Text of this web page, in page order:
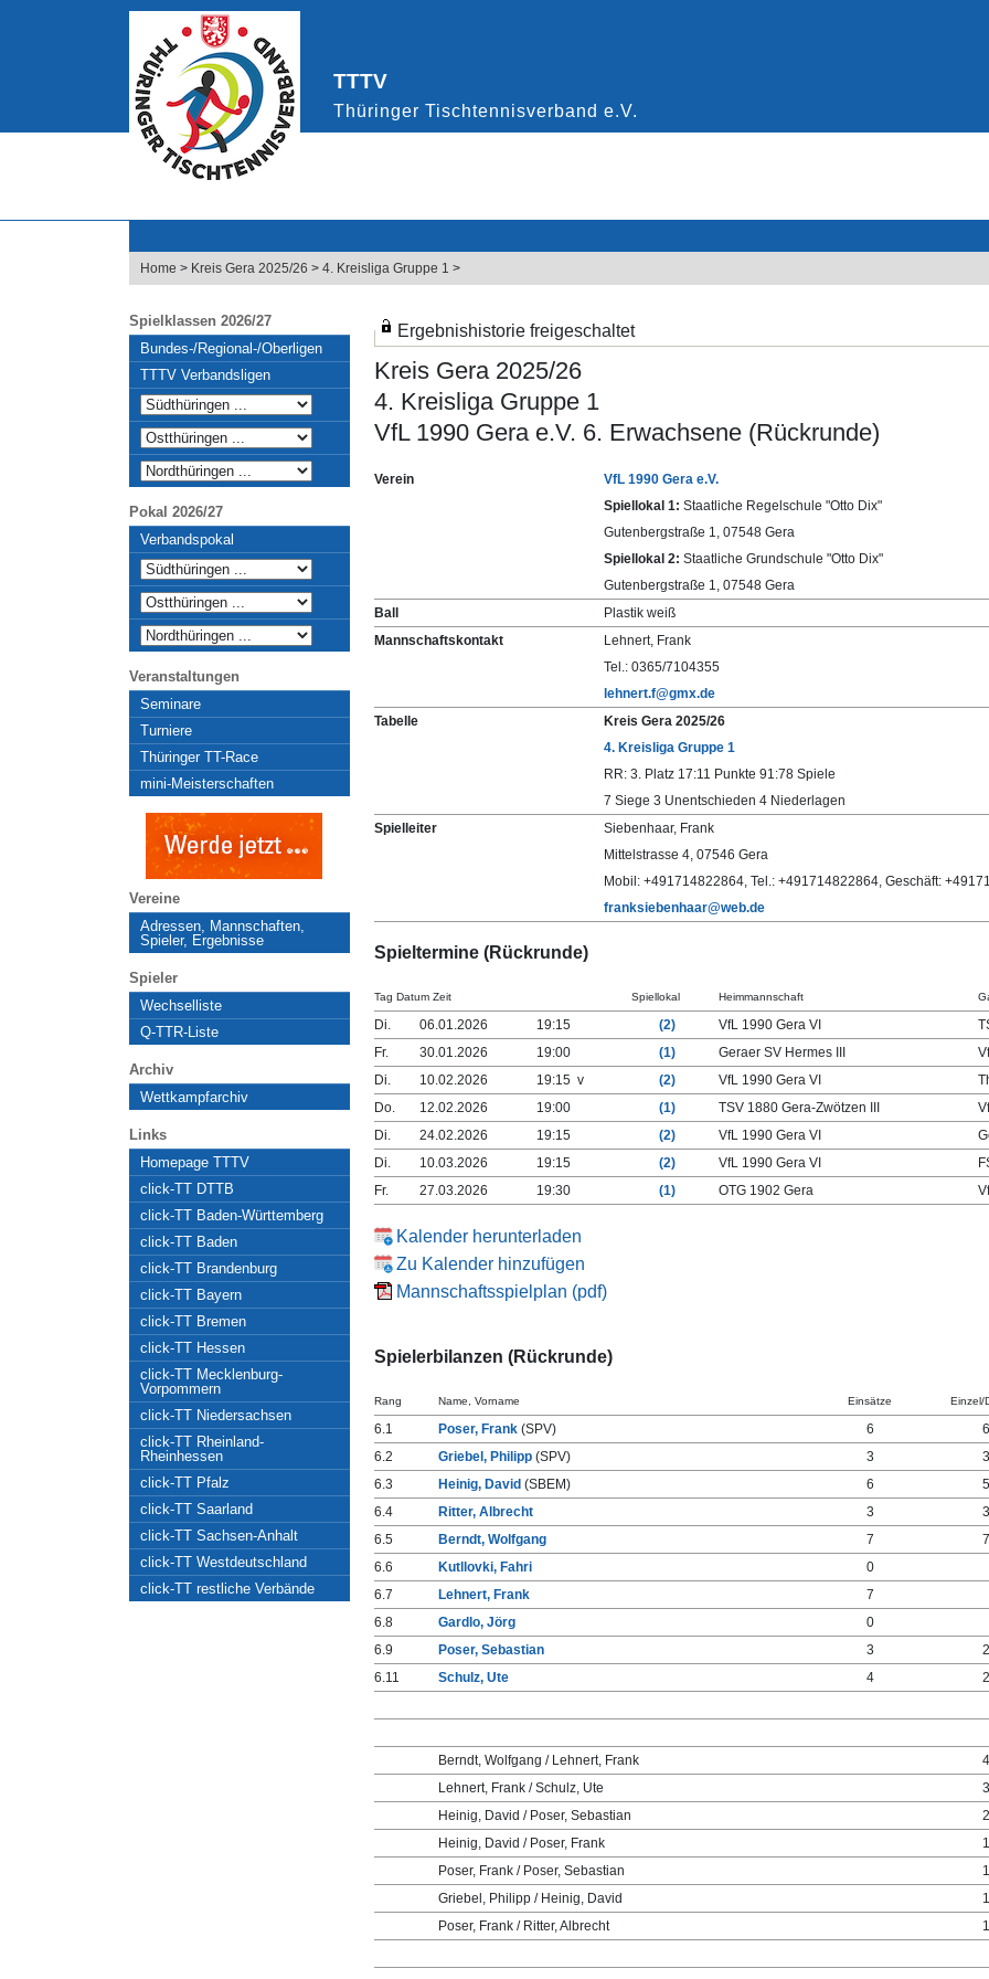
Home > Kreis Gera 2025/26 > 4. Kreisliga Gruppe 1 >
Spielklassen 2026/27
Bundes-/Regional-/Oberligen
TTTV Verbandsligen
Pokal 2026/27
Verbandspokal
Veranstaltungen
Seminare
Turniere
Thüringer TT-Race
mini-Meisterschaften
Vereine
Adressen, Mannschaften,
Spieler, Ergebnisse
Spieler
Wechselliste
Q-TTR-Liste
Archiv
Wettkampfarchiv
Links
Homepage TTTV
click-TT DTTB
click-TT Baden-Württemberg
click-TT Baden
click-TT Brandenburg
click-TT Bayern
click-TT Bremen
click-TT Hessen
click-TT Mecklenburg-
Vorpommern
click-TT Niedersachsen
click-TT Rheinland-
Rheinhessen
click-TT Pfalz
click-TT Saarland
click-TT Sachsen-Anhalt
click-TT Westdeutschland
click-TT restliche Verbände
Ergebnishistorie freigeschaltet
Kreis Gera 2025/26
4. Kreisliga Gruppe 1
VfL 1990 Gera e.V. 6. Erwachsene (Rückrunde)
Verein
VfL 1990 Gera e.V.
Spiellokal 1: Staatliche Regelschule "Otto Dix"
Gutenbergstraße 1, 07548 Gera
Spiellokal 2: Staatliche Grundschule "Otto Dix"
Gutenbergstraße 1, 07548 Gera
Ball
Plastik weiß
Mannschaftskontakt
Lehnert, Frank
Tel.: 0365/7104355
lehnert.f@gmx.de
Tabelle
Kreis Gera 2025/26
4. Kreisliga Gruppe 1
RR: 3. Platz 17:11 Punkte 91:78 Spiele
7 Siege 3 Unentschieden 4 Niederlagen
Spielleiter
Siebenhaar, Frank
Mittelstrasse 4, 07546 Gera
Mobil: +491714822864, Tel.: +491714822864, Geschäft:
franksiebenhaar@web.de
Spieltermine (Rückrunde)
Tag Datum Zeit Spiellokal Heimmannschaft
Di. 06.01.2026 19:15 (2) VfL 1990 Gera VI
Fr.
30.01.2026 19:00 (1) Geraer SV Hermes III
Di.
10.02.2026 19:15 v (2) VfL 1990 Gera VI
Do.
12.02.2026 19:00 (1) TSV 1880 Gera-Zwötzen III
Di.
24.02.2026 19:15 (2) VfL 1990 Gera VI
Di.
10.03.2026 19:15 (2) VfL 1990 Gera VI
Fr.
27.03.2026 19:30 (1) OTG 1902 Gera
Kalender herunterladen
Zu Kalender hinzufügen
Mannschaftsspielplan (pdf)
Spielerbilanzen (Rückrunde)
Rang Name, Vorname Einsätze Einzel/
6.1 Poser, Frank (SPV) 6 6
6.2
Griebel, Philipp (SPV) 3 3
6.3
Heinig, David (SBEM) 6 5
6.4
Ritter, Albrecht 3 3
6.5
Berndt, Wolfgang 7 7
6.6
Kutllovki, Fahri
0
6.7
Lehnert, Frank
7
6.8
Gardlo, Jörg
0
6.9
Poser, Sebastian 3 2
6.11
Schulz, Ute 4 2
Berndt, Wolfgang / Lehnert, Frank
4
Lehnert, Frank / Schulz, Ute
3
Heinig, David / Poser, Sebastian
2
Heinig, David / Poser, Frank
1
Poser, Frank / Poser, Sebastian
1
Griebel, Philipp / Heinig, David
1
Poser, Frank / Ritter, Albrecht
1